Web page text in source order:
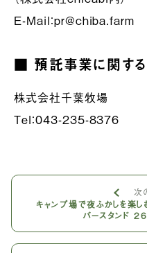
E-Mail：pr@chiba.farm
■ 預託事業に関す
株式会社千葉牧場
Tel：043-235-8376
次
キャンプ場で夜ふかしを楽し
バースタンド